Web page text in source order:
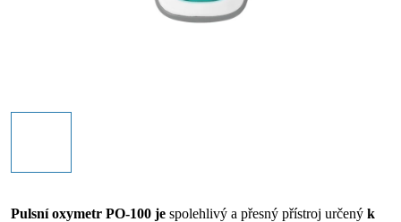
Pulsní oxymetr PO-100 je spolehlivý a přesný přístroj určený k